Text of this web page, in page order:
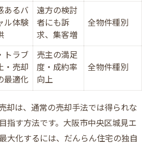
あるバ
ル体験
遠方の検討
者にも訴
求、集客増
全物件種別
トラブ
・売却
最適化
売主の満足
度・成約率
向上
全物件種別
却は、通常の売却手法では得られな
指す方法です。大阪市中央区城見エ
大化するには、だんらん住宅の独自